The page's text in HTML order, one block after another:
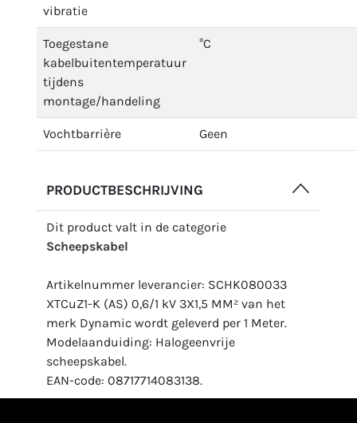
vibratie
Toegestane
kabelbuitentemperatuur
tijdens
montage/handeling
°C
Vochtbarrière Geen
PRODUCTBESCHRIJVING
Dit product valt in de categorie
Scheepskabel
Artikelnummer leverancier: SCHK080033
XTCuZ1-K (AS) 0,6/1 kV 3X1,5 MM² van het
merk Dynamic wordt geleverd per 1 Meter.
Modelaanduiding: Halogeenvrije
scheepskabel.
EAN-code: 08717714083138.